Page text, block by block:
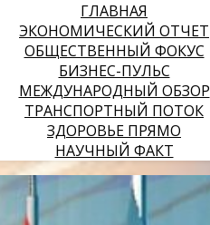
ГЛАВНАЯ
ЭКОНОМИЧЕСКИЙ ОТЧЕТ
ОБЩЕСТВЕННЫЙ ФОКУС
БИЗНЕС-ПУЛЬС
МЕЖДУНАРОДНЫЙ ОБЗОР
ТРАНСПОРТНЫЙ ПОТОК
ЗДОРОВЬЕ ПРЯМО
НАУЧНЫЙ ФАКТ